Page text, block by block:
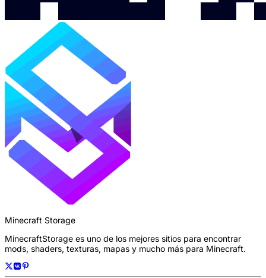
Minecraft Storage
MinecraftStorage es uno de los mejores sitios para encontrar
mods, shaders, texturas, mapas y mucho más para Minecraft.